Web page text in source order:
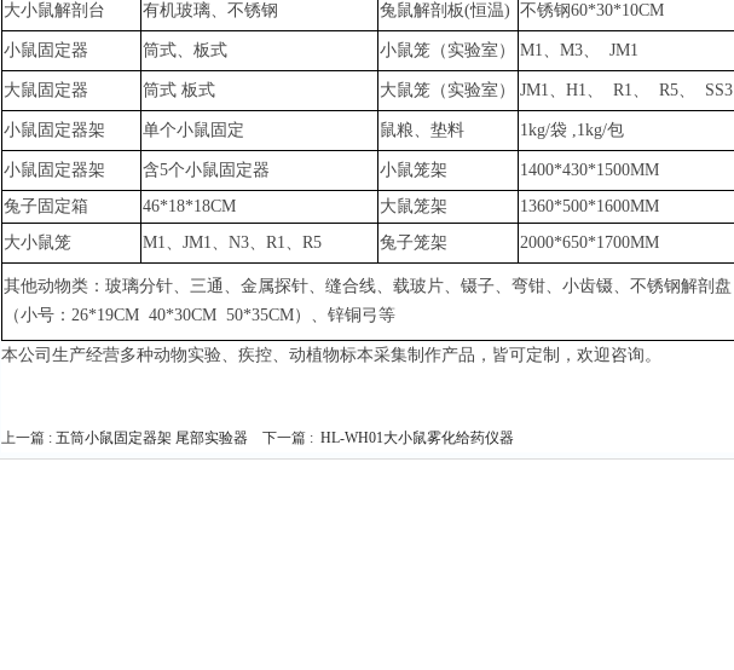
大小鼠解剖台
有机玻璃、不锈钢 兔鼠解剖板(恒温) 不锈钢60*30*10CM
小鼠固定器 筒式、板式 小鼠笼（实验室） M1、M3、 JM1
大鼠固定器 筒式 板式 大鼠笼（实验室） JM1、H1、 R1、 R5、 SS3
小鼠固定器架 单个小鼠固定 鼠粮、垫料 1kg/袋 ,1kg/包
小鼠固定器架 含5个小鼠固定器 小鼠笼架
1400*430*1500MM
兔子固定箱
46*18*18CM 大鼠笼架
1360*500*1600MM
大小鼠笼
M1、JM1、N3、R1、R5 兔子笼架 2000*650*1700MM
其他动物类：玻璃分针、三通、金属探针、缝合线、载玻片、镊子、弯钳、小齿镊、不锈钢解剖盘
（小号： 26*19CM 40*30CM 50*35CM）、锌铜弓等
本公司生产经营多种动物实验、疾控、动植物标本采集制作产品，皆可定制，欢迎咨询。
上一篇 : 五筒小鼠固定器架 尾部实验器 下一篇 : HL-WH01大小鼠雾化给药仪器